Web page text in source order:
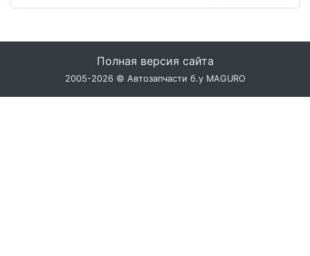
Полная версия сайта
2005-2026 © Автозапчасти б.у MAGURO